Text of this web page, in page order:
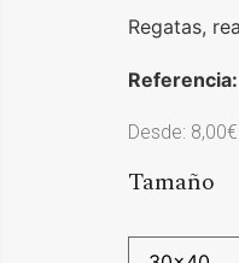
Regatas,
Referencia:
Desde: 8,00€
Tamaño